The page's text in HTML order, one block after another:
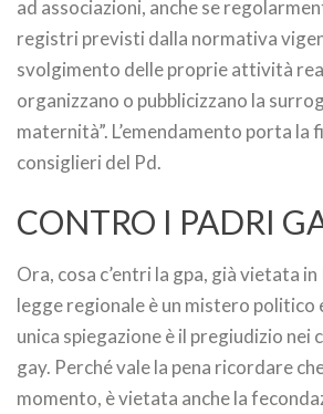
ad associazioni, anche se
registri previsti dalla normativa
svolgimento delle proprie attività
organizzano o pubblicizzano la
maternità”. L’emendamento porta la
consiglieri del Pd.
CONTRO I PADRI
Ora, cosa c’entri la gpa, già vietata
legge regionale è un mistero politico
unica spiegazione è il pregiudizio
gay. Perché vale la pena ricordare
momento, è vietata anche la